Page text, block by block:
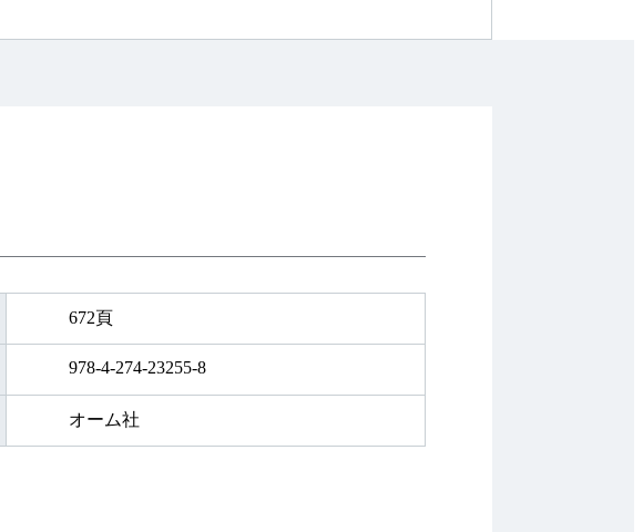
672頁
978-4-274-23255-8
オーム社